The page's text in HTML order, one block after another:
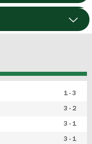
1 - 3
3 - 2
3 - 1
3 - 1